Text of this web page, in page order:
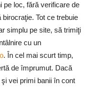
pe loc, fără verificare de
Tot ce trebuie
simplu pe site, să trimiţi
cu un
. În cel mai scurt timp,
de împrumut. Dacă
vei primi banii în cont